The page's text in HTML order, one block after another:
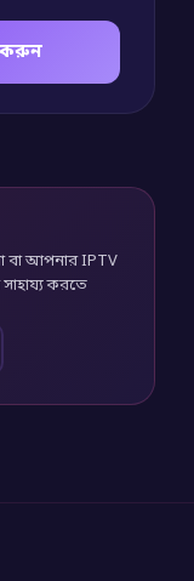
করুন
বা আপনার IPTV
করতে